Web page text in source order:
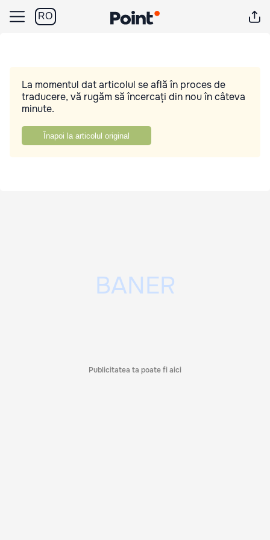
RO
La momentul dat articolul se află în proces de
traducere, vă rugăm să încercați din nou în câteva
minute.
Înapoi la articolul original
Publicitatea ta poate fi aici